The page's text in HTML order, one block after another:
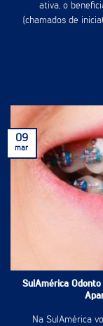
ativa, o
(chamados de
SulAmérica
Na SulAmérica
09
mar